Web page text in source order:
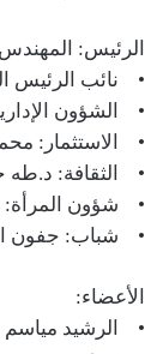
الرئيس:
• نائب الرئيس
• الشؤون
• الاستثمار:
• الثقافة:
• شؤون
• شباب: جفون
الأعضاء:
• الرشيد مياسم